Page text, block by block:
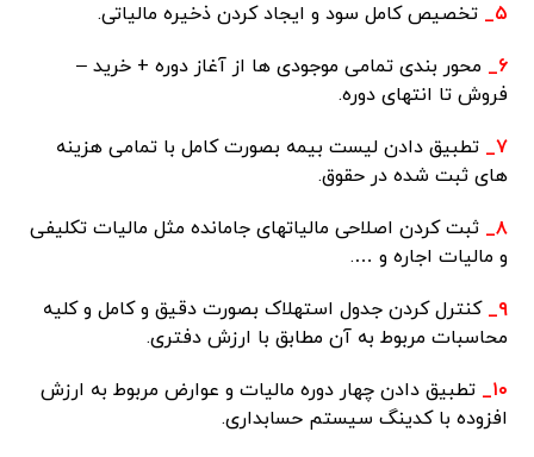
۵_
تخصیص کامل سود و ایجاد کردن ذخیره مالیاتی.
۶_
محور بندی تمامی موجودی ها از آغاز دوره + خرید –
فروش تا انتهای دوره.
۷_
تطبیق دادن لیست بیمه بصورت کامل با تمامی هزینه
های ثبت شده در حقوق.
۸_
ثبت کردن اصلاحی مالیاتهای جامانده مثل مالیات تکلیفی
و مالیات اجاره و ….
۹_
کنترل کردن جدول استهلاک بصورت دقیق و کامل و کلیه
محاسبات مربوط به آن مطابق با ارزش دفتری.
۱۰_
تطبیق دادن چهار دوره مالیات و عوارض مربوط به ارزش
افزوده با کدینگ سیستم حسابداری.